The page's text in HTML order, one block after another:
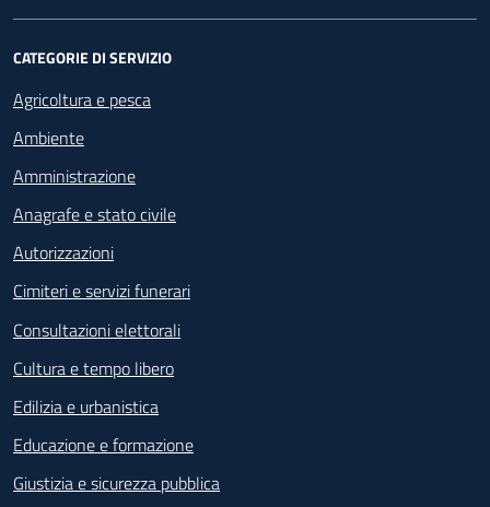
CATEGORIE DI SERVIZIO
Agricoltura e pesca
Ambiente
Amministrazione
Anagrafe e stato civile
Autorizzazioni
Cimiteri e servizi funerari
Consultazioni elettorali
Cultura e tempo libero
Edilizia e urbanistica
Educazione e formazione
Giustizia e sicurezza pubblica